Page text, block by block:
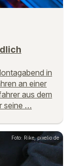
in
an einer
aus dem
seine …
Foto: Rike, pixelio.de